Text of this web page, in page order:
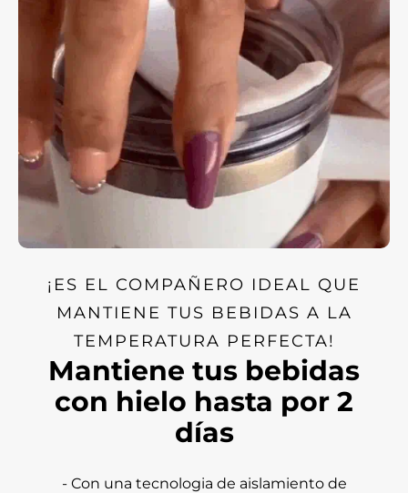
¡ES EL COMPAÑERO IDEAL QUE
MANTIENE TUS BEBIDAS A LA
TEMPERATURA PERFECTA!
Mantiene tus bebidas
con hielo hasta por 2
días
- Con una tecnologia de aislamiento de